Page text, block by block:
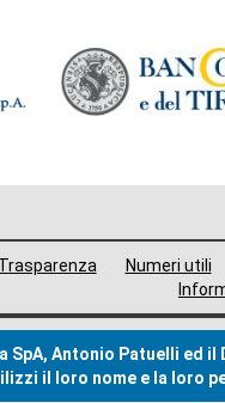
Trasparenza Numeri utili
SpA, Antonio Patuelli
il loro nome e la loro